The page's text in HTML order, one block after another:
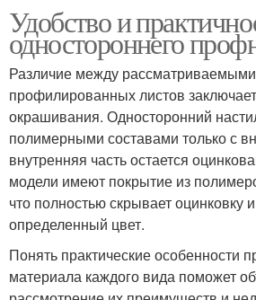
Удобство и
одностороннего
Различие между
профилированных листов
окрашивания. Односторонний
полимерными составами только с
внутренняя часть остается
модели имеют покрытие из
что полностью скрывает оцинковку
определенный цвет.
Понять практические особенности
материала каждого вида поможет